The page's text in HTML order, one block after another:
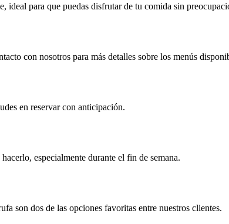
ideal para que puedas disfrutar de tu comida sin
con nosotros para más detalles sobre los menús
en reservar con anticipación.
especialmente durante el fin de semana.
son dos de las opciones favoritas entre nuestros clientes.